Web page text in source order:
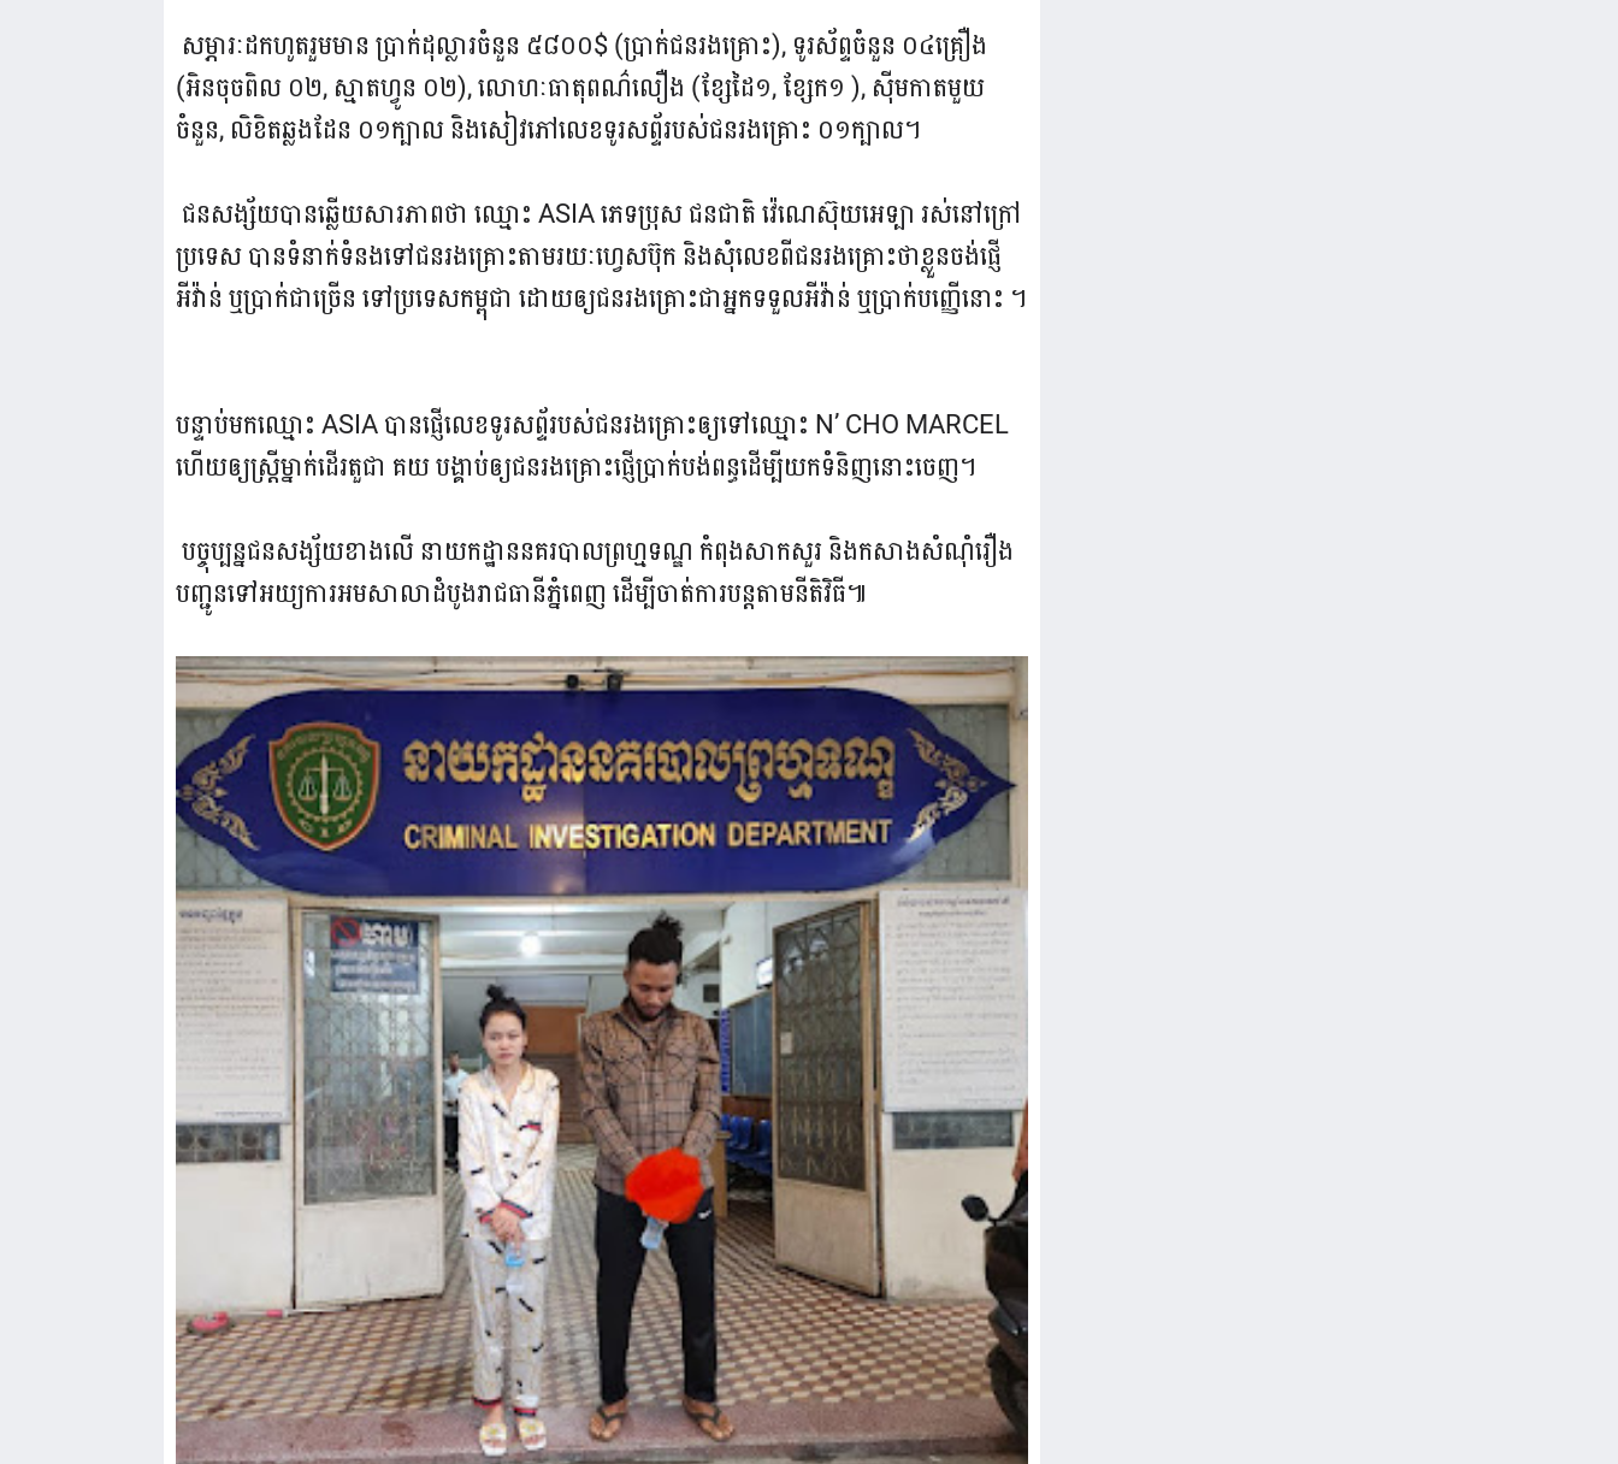
សម្ភារៈដកហូតរួមមាន ប្រាក់ដុល្លារចំនួន ៥៨០០$ (ប្រាក់ជនរងគ្រោះ), ទូរស័ព្ទចំនួន ០៤គ្រឿង
(អិនចុចពិល ០២, ស្មាតហ្វូន ០២), លោហៈធាតុពណ៌លឿង (ខ្សែដៃ១, ខ្សែក១ ), ស៊ីមកាតមួយ
ចំនួន, លិខិតឆ្លងដែន ០១ក្បាល និងសៀវភៅលេខទូរសព្ទ័របស់ជនរងគ្រោះ ០១ក្បាល។
ជនសង្ស័យបានឆ្លើយសារភាពថា ឈ្មោះ ASIA ភេទប្រុស ជនជាតិ វ៉េណេស៊ុយអេទ្បា រស់នៅក្រៅ
ប្រទេស បានទំនាក់ទំនងទៅជនរងគ្រោះតាមរយៈហ្វេសប៊ុក និងសុំលេខពីជនរងគ្រោះថាខ្លួនចង់ផ្ញើ
អីវ៉ាន់ ឬប្រាក់ជាច្រើន ទៅប្រទេសកម្ពុជា ដោយឲ្យជនរងគ្រោះជាអ្នកទទួលអីវ៉ាន់ ឬប្រាក់បញ្ញើនោះ ។
បន្ទាប់មកឈ្មោះ ASIA បានផ្ញើលេខទូរសព្ទ័របស់ជនរងគ្រោះឲ្យទៅឈ្មោះ N’ CHO MARCEL
ហើយឲ្យស្រ្តីម្នាក់ដើរតួជា គយ បង្គាប់ឲ្យជនរងគ្រោះផ្ញើប្រាក់បង់ពន្ធដើម្បីយកទំនិញនោះចេញ។
បច្ចុប្បន្នជនសង្ស័យខាងលើ នាយកដ្ឋាននគរបាលព្រហ្មទណ្ឌ កំពុងសាកសួរ និងកសាងសំណុំរឿង
បញ្ជូនទៅអយ្យការអមសាលាដំបូងរាជធានីភ្នំពេញ ដើម្បីចាត់ការបន្តតាមនីតិវិធី៕